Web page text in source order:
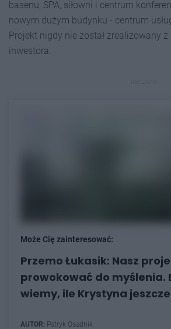
basenu, SPA, siłowni i centrum
nowym dużym budynku - centrum
Projekt nigdy nie został zrealizowany
inwestora.
Może Cię zainteresować:
Przemo Łukasik: Nasz
prowokować do myślenia.
wiemy, ile Krystyna
AUTOR: Patryk Osadnik